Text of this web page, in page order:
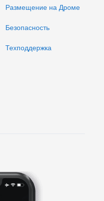
Размещение на Дроме
Безопасность
Техподдержка